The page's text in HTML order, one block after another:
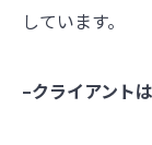
しています。
–クライアント